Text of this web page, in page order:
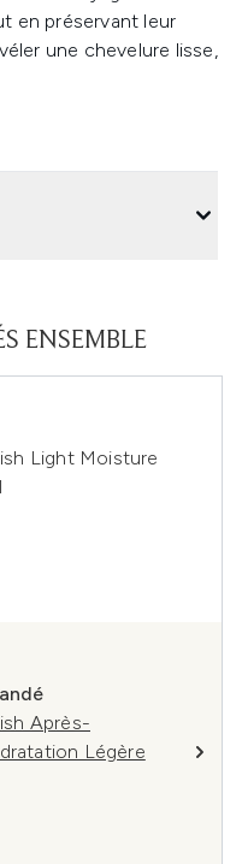
en préservant leur
une chevelure lisse,
ENSEMBLE
Light Moisture
Après-
Légère